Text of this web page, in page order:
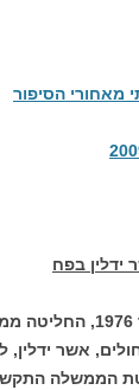
מאחורי הסיפור
ידלין בפח
ביום ראשון, 5
אשר ידלין,
הממשלה